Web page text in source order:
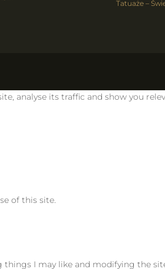
Tatuaże –
analyse its traffic and show you
of this site.
things I may like and modifying the